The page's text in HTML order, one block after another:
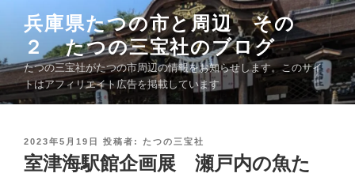
ン
ツ
へ
兵庫県たつの市と周辺 その
２ たつの三宝社のブログ
たつの三宝社がたつの市周辺の情報をお知らせします。このサイ
トはアフィリエイト広告を掲載しています
投
稿
日
2023年5月19日 投稿者: たつの三宝社
室津海駅館企画展 瀬戸内の魚た